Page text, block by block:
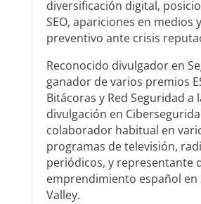
diversificación digital,
SEO, apariciones en medios
preventivo ante crisis
Reconocido divulgador en
ganador de varios premios
Bitácoras y Red Seguridad a
divulgación en
colaborador habitual en
programas de televisión,
periódicos, y representante
emprendimiento español en
Valley.